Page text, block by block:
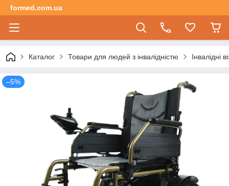
formed.com.ua
Каталог Товари для людей з інвалідністю Інвалідні
–5%